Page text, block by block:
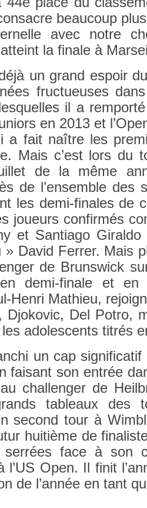
be­aucoup
avec notre
la fin­ale à
un grand es­poir
fruc­tueuses
il a
en 2013 et
a fait naître les
Mais c’est lors du
de la même
de l’en­semble des
les demi-finales de
joueurs con­firmés
et San­tiago Giral­do
» David Ferr­er. Mais
de Brunswick
demi-finale et en
Henri Mat­hieu,
Djokovic, Del Potro,
adoles­cents titrés
un cap
faisant son entrée
chal­leng­er de
tab­leaux des
second tour à
huitième de
serrées face à son
l’US Open. Il finit
de l’année en tant